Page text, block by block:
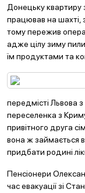
Донецьку квартиру
працював на шахті,
тому пережив
адже цілу зиму
їм продуктами та
передмісті Львова
переселенка з
привітного друга
вона ж займається
придбати родині
Пенсіонери
час евакуації зі